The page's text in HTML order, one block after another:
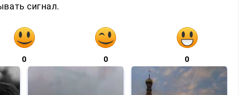
сигнал.
0 0 0